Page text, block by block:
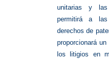
unitarias y las
permitirá a
derechos de
proporcionará
los litigios en